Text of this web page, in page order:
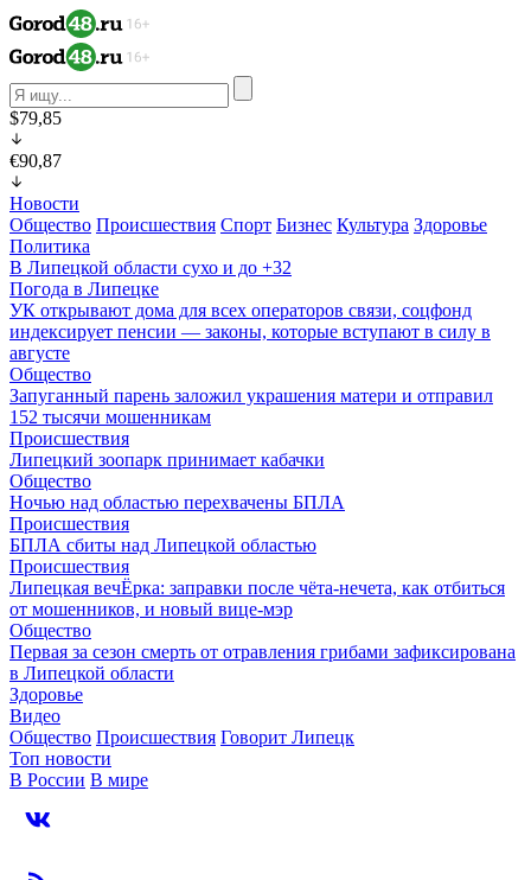
$79,85
€90,87
Новости
Общество Происшествия Спорт Бизнес Культура Здоровье
Политика
В Липецкой области сухо и до +32
Погода в Липецке
УК открывают дома для всех операторов связи, соцфонд
индексирует пенсии — законы, которые вступают в силу в
августе
Общество
Запуганный парень заложил украшения матери и отправил
152 тысячи мошенникам
Происшествия
Липецкий зоопарк принимает кабачки
Общество
Ночью над областью перехвачены БПЛА
Происшествия
БПЛА сбиты над Липецкой областью
Происшествия
Липецкая вечЁрка: заправки после чёта-нечета, как отбиться
от мошенников, и новый вице-мэр
Общество
Первая за сезон смерть от отравления грибами зафиксирована
в Липецкой области
Здоровье
Видео
Общество Происшествия Говорит Липецк
Топ новости
В России В мире